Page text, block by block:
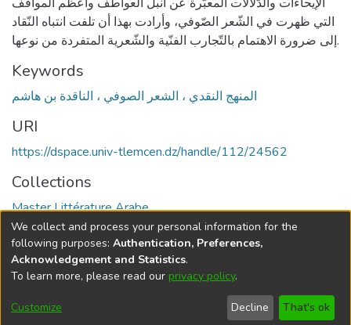
التي ظهرت في الشّعر الصّوفي، وأرادت بهذا أن تلفت انتباه النّقاد
إلى ضرورة الاهتمام بالتّجارب الفنّية والشّعرية المتفردة من نوعها.
Keywords
المنهج النقدي ، الشعر الصوفي ، الناقدة بن هاشم
URI
https://dspace.univ-tlemcen.dz/handle/112/24562
Collections
Master Littérature Arabe
Full item page
DSpace softwarecopyright © 2002-2026
Cookie
End User
Agreement
Send
Feedback
We collect and process your personal information for the
following purposes: Authentication, Preferences,
Acknowledgement and Statistics.
To learn more, please read our privacy policy.
Customize Decline That's ok